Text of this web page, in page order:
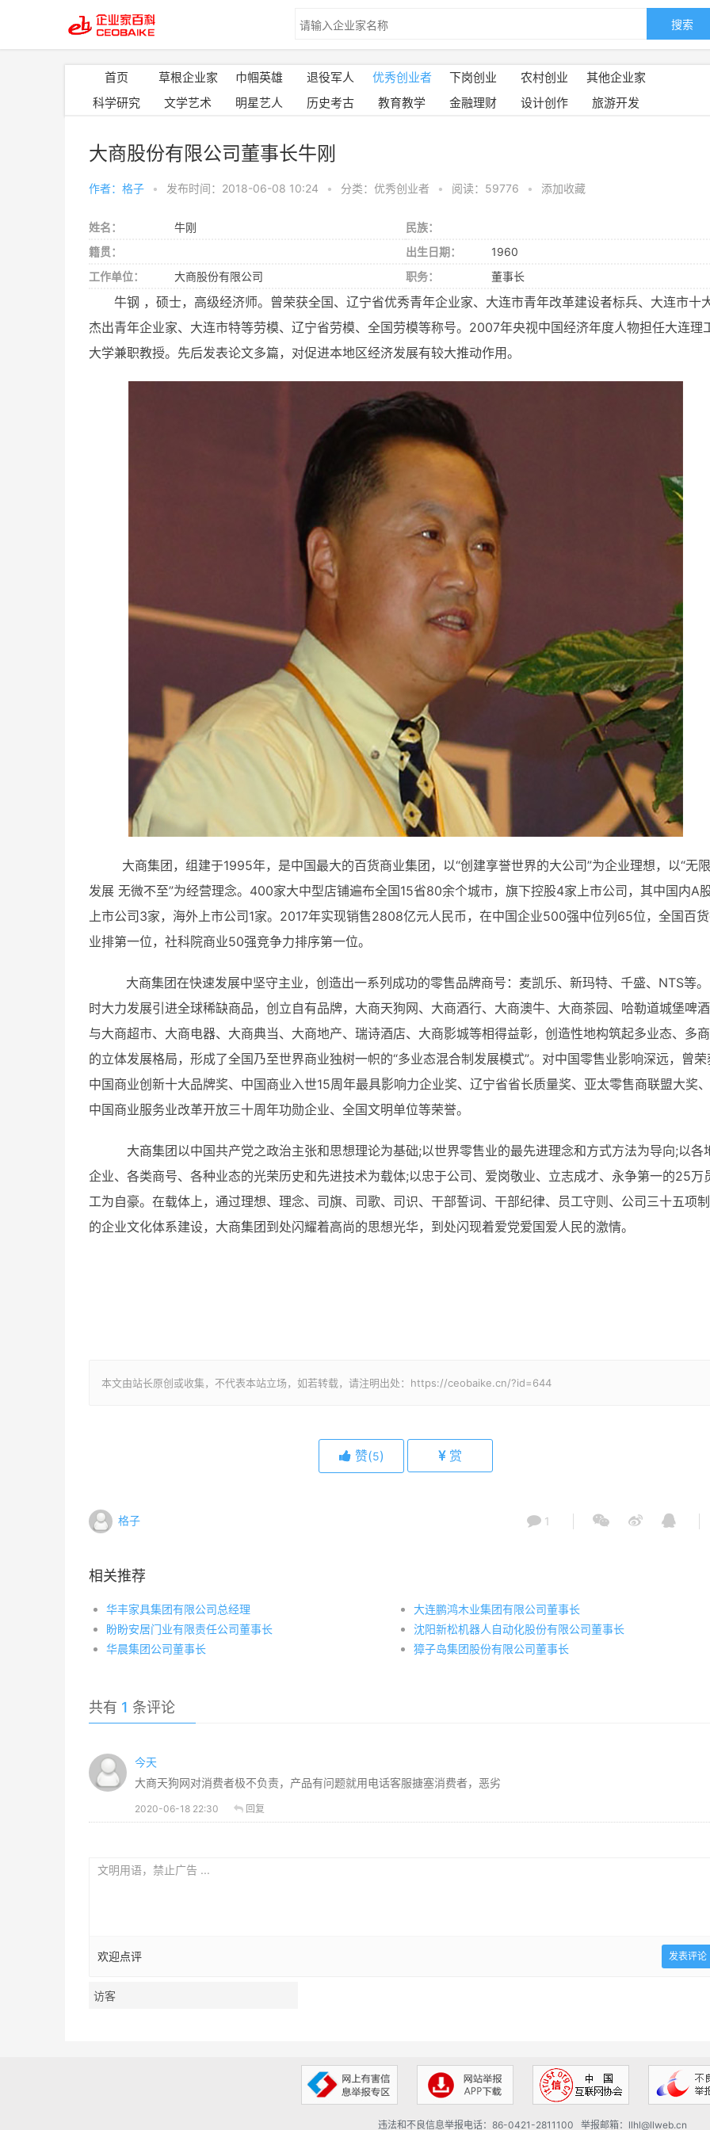
搜索
首页 草根企业家 巾帼英雄 退役军人 优秀创业者 下岗创业 农村创业
其他企业家
科学研究
文学艺术 明星艺人 历史考古 教育教学 金融理财 设计创作 旅游开发
大商股份有限公司董事长牛刚
作者：格子 • 发布时间：2018-06-08 10:24 • 分类：优秀创业者 • 阅读：59776 • 添加收藏
姓名： 牛刚
民族：
籍贯：
出生日期：
1960
工作单位：
大商股份有限公司 职务： 董事长
牛钢 ，硕士，高级经济师。曾荣获全国、辽宁省优秀青年企业家、大连市青年改革建设者标兵、大连市十
杰出青年企业家、大连市特等劳模、辽宁省劳模、全国劳模等称号。2007年央视中国经济年度人物担任大连理
大学兼职教授。先后发表论文多篇，对促进本地区经济发展有较大推动作用。
大商集团，组建于1995年，是中国最大的百货商业集团，以“创建享誉世界的大公司”为企业理想，以“无限
发展 无微不至”为经营理念。400家大中型店铺遍布全国15省80余个城市，旗下控股4家上市公司，其中国内A
上市公司3家，海外上市公司1家。2017年实现销售2808亿元人民币，在中国企业500强中位列65位，全国百
业排第一位，社科院商业50强竞争力排序第一位。
大商集团在快速发展中坚守主业，创造出一系列成功的零售品牌商号：麦凯乐、新玛特、千盛、NTS等
时大力发展引进全球稀缺商品，创立自有品牌，大商天狗网、大商酒行、大商澳牛、大商茶园、哈勒道城堡啤
与大商超市、大商电器、大商典当、大商地产、瑞诗酒店、大商影城等相得益彰，创造性地构筑起多业态、多
的立体发展格局，形成了全国乃至世界商业独树一帜的“多业态混合制发展模式”。对中国零售业影响深远，曾荣
中国商业创新十大品牌奖、中国商业入世15周年最具影响力企业奖、辽宁省省长质量奖、亚太零售商联盟大奖、
中国商业服务业改革开放三十周年功勋企业、全国文明单位等荣誉。
大商集团以中国共产党之政治主张和思想理论为基础;以世界零售业的最先进理念和方式方法为导向;以各
企业、各类商号、各种业态的光荣历史和先进技术为载体;以忠于公司、爱岗敬业、立志成才、永争第一的25万
工为自豪。在载体上，通过理想、理念、司旗、司歌、司识、干部誓词、干部纪律、员工守则、公司三十五项
的企业文化体系建设，大商集团到处闪耀着高尚的思想光华，到处闪现着爱党爱国爱人民的激情。
本文由站长原创或收集，不代表本站立场，如若转载，请注明出处：https://ceobaike.cn/?id=644
赞(5) 赏
格子 1
相关推荐
华丰家具集团有限公司总经理
大连鹏鸿木业集团有限公司董事长
盼盼安居门业有限责任公司董事长
沈阳新松机器人自动化股份有限公司董事长
华晨集团公司董事长
獐子岛集团股份有限公司董事长
共有 1 条评论
今天
大商天狗网对消费者极不负责，产品有问题就用电话客服搪塞消费者，恶劣
2020-06-18 22:30 回复
欢迎点评
违法和不良信息举报电话：86-0421-2811100 举报邮箱：llhl@llweb.cn